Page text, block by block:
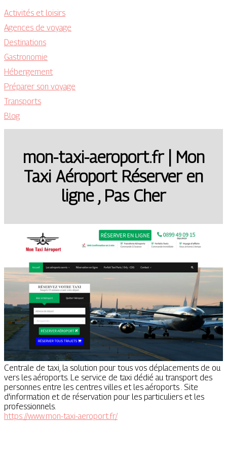
Activités et loisirs
Agences de voyage
Destinations
Gastronomie
Hébergement
Préparer son voyage
Transports
Blog
mon-taxi-aeroport.fr | Mon
Taxi Aéroport Réserver en
ligne , Pas Cher
Centrale de taxi, la solution pour tous vos déplacements de ou
vers les aéroports. Le service de taxi dédié au transport des
personnes entre les centres villes et les aéroports . Site
d'information et de réservation pour les particuliers et les
professionnels.
https://www.mon-taxi-aeroport.fr/